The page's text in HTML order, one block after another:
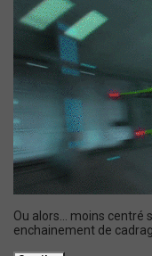
Ou alors... moins centré
enchainement de